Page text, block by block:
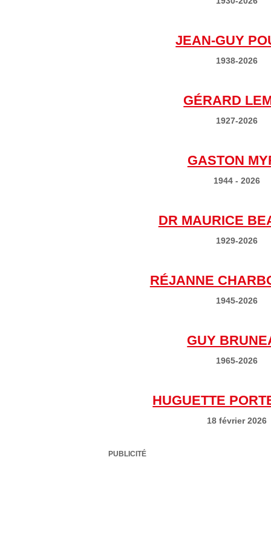
JEAN-GUY
1938-2026
GÉRARD
1927-2026
GASTON
1944 - 2026
DR MAURICE
1929-2026
RÉJANNE
1945-2026
GUY
1965-2026
HUGUETTE
18 février 2026
PUBLICITÉ